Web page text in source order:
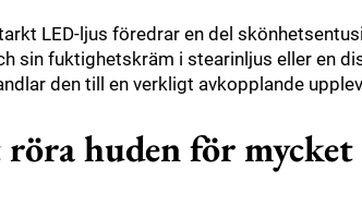
LED-ljus föredrar en del
sin fuktighetskräm i stearinljus eller en
den till en verkligt avkopplande
huden för mycket